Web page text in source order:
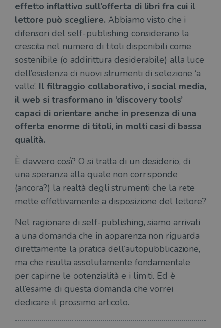
effetto inflattivo sull’offerta di libri fra cui il
lettore può scegliere. Abbiamo visto che i
difensori del self-publishing considerano la
crescita nel numero di titoli disponibili come
sostenibile (o addirittura desiderabile) alla luce
dell’esistenza di nuovi strumenti di selezione ‘a
valle’. Il filtraggio collaborativo, i social media,
il web si trasformano in ‘discovery tools’
capaci di orientare anche in presenza di una
offerta enorme di titoli, in molti casi di bassa
qualità.
È davvero così? O si tratta di un desiderio, di
una speranza alla quale non corrisponde
(ancora?) la realtà degli strumenti che la rete
mette effettivamente a disposizione del lettore?
Nel ragionare di self-publishing, siamo arrivati
a una domanda che in apparenza non riguarda
direttamente la pratica dell’autopubblicazione,
ma che risulta assolutamente fondamentale
per capirne le potenzialità e i limiti. Ed è
all’esame di questa domanda che vorrei
dedicare il prossimo articolo.